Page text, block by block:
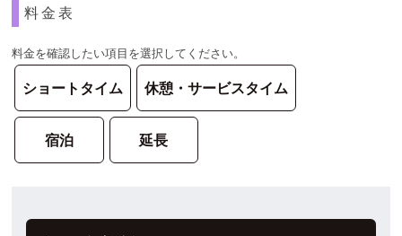
料金表
料金を確認したい項目を選択してください。
ショートタイム 休憩・サービスタイム
宿泊 延長